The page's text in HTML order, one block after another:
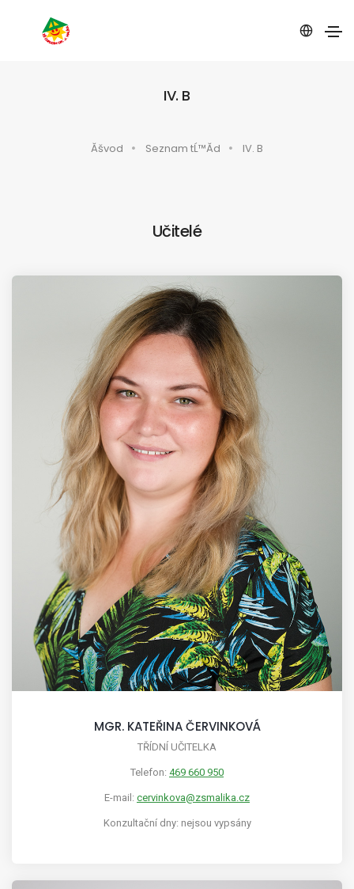
IV. B
Ăšvod Seznam tĹ™Ă­d IV. B
Učitelé
MGR. KATEŘINA ČERVINKOVÁ
TŘÍDNÍ UČITELKA
Telefon: 469 660 950
E-mail: cervinkova@zsmalika.cz
Konzultační dny: nejsou vypsány